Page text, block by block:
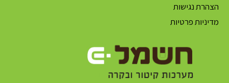
הצהרת נגישות
מדיניות פרטיות